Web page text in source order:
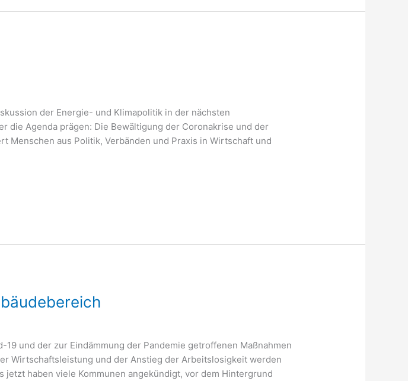
der Energie- und Klimapolitik in der nächsten
die Agenda prägen: Die Bewältigung der Coronakrise und der
Menschen aus Politik, Verbänden und Praxis in Wirtschaft und
und der zur Eindämmung der Pandemie getroffenen Maßnahmen
Wirtschaftsleistung und der Anstieg der Arbeitslosigkeit werden
haben viele Kommunen angekündigt, vor dem Hintergrund